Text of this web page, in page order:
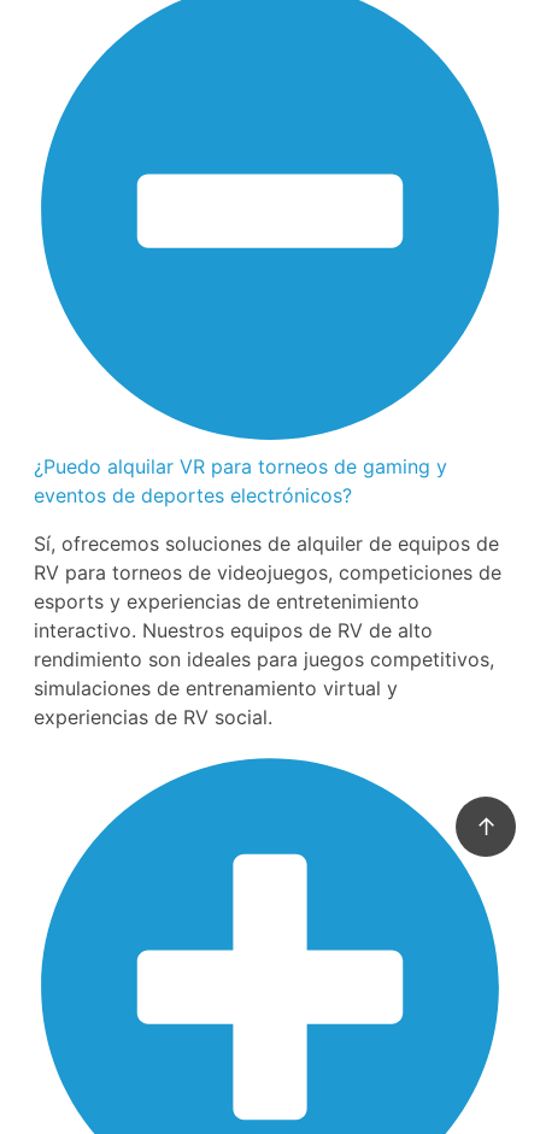
¿Puedo alquilar VR para torneos de gaming y
eventos de deportes electrónicos?
Sí, ofrecemos soluciones de alquiler de equipos de
RV para torneos de videojuegos, competiciones de
esports y experiencias de entretenimiento
interactivo. Nuestros equipos de RV de alto
rendimiento son ideales para juegos competitivos,
simulaciones de entrenamiento virtual y
experiencias de RV social.
↑